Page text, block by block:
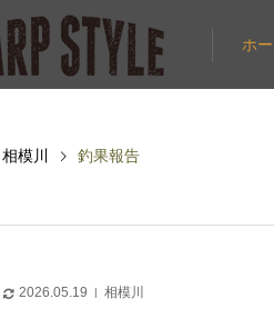
ホ
相模川 釣果報告
2026.05.19 相模川